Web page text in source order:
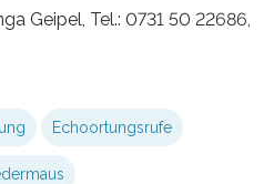
Geipel, Tel.: 0731 50 22686,
Echoortungsrufe